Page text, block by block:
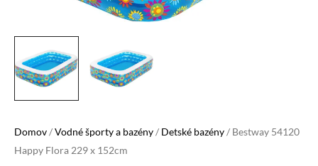
Domov/Vodné športy a bazény/ Detské bazény/ Bestway 54120
Happy Flora 229 x 152cm